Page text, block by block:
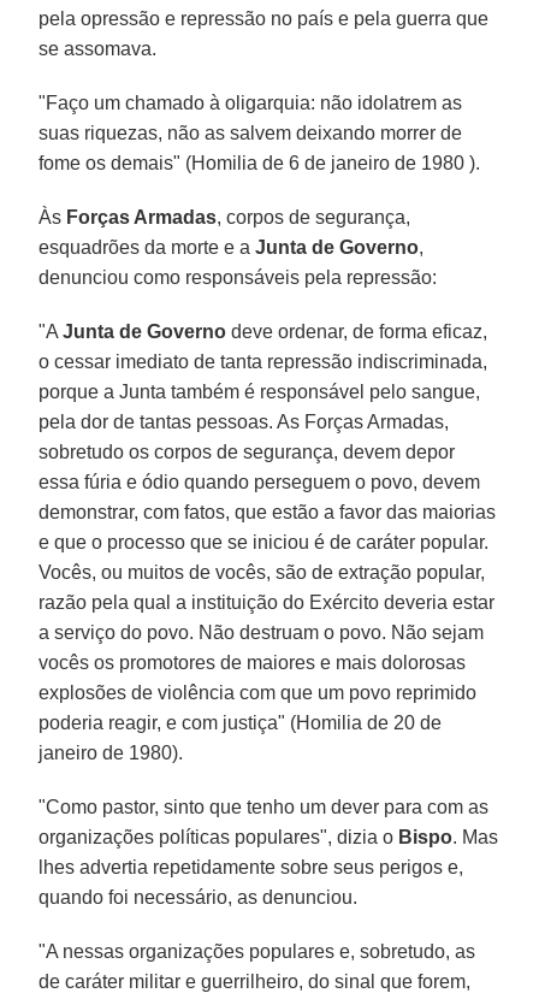
pela opressão e repressão no país e pela guerra que
se assomava.
"Faço um chamado à oligarquia: não idolatrem as
suas riquezas, não as salvem deixando morrer de
fome os demais" (Homilia de 6 de janeiro de 1980 ).
Às Forças Armadas, corpos de segurança,
esquadrões da morte e aJunta de Governo,
denunciou como responsáveis pela repressão:
"AJunta de Governo deve ordenar, de forma eficaz,
o cessar imediato de tanta repressão indiscriminada,
porque a Junta também é responsável pelo sangue,
pela dor de tantas pessoas. As Forças Armadas,
sobretudo os corpos de segurança, devem depor
essa fúria e ódio quando perseguem o povo, devem
demonstrar, com fatos, que estão a favor das maiorias
e que o processo que se iniciou é de caráter popular.
Vocês, ou muitos de vocês, são de extração popular,
razão pela qual a instituição do Exército deveria estar
a serviço do povo. Não destruam o povo. Não sejam
vocês os promotores de maiores e mais dolorosas
explosões de violência com que um povo reprimido
poderia reagir, e com justiça" (Homilia de 20 de
janeiro de 1980).
"Como pastor, sinto que tenho um dever para com as
organizações políticas populares", dizia o Bispo. Mas
lhes advertia repetidamente sobre seus perigos e,
quando foi necessário, as denunciou.
"A nessas organizações populares e, sobretudo, as
de caráter militar e guerrilheiro, do sinal que forem,